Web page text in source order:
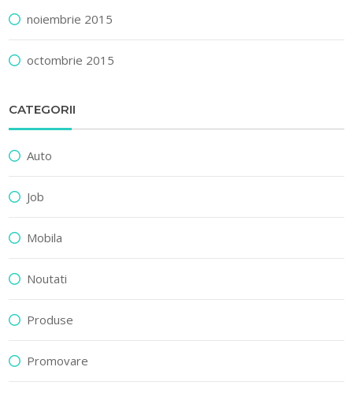
noiembrie 2015
octombrie 2015
CATEGORII
Auto
Job
Mobila
Noutati
Produse
Promovare